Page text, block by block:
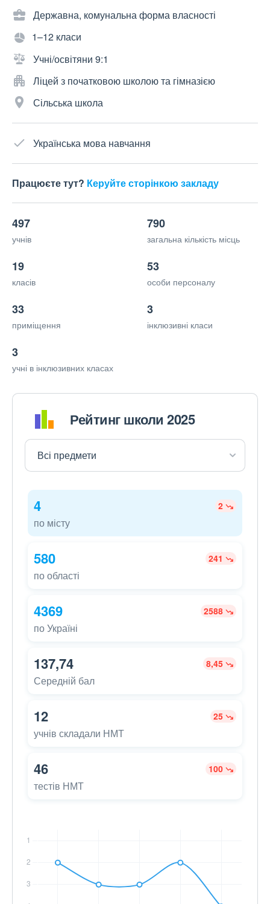
Державна, комунальна форма власності
1–12 класи
Учні/освітяни 9:1
Ліцей з початковою школою та гімназією
Сільська школа
Українська мова навчання
Працюєте тут? Керуйте сторінкою закладу
497
учнів
790
загальна кількість місць
19
класів
53
особи персоналу
33
приміщення
3
інклюзивні класи
3
учні в інклюзивних класах
Рейтинг школи 2025
4 2
по місту
580 241
по області
4369 2588
по Україні
137,74 8,45
Середній бал
12 25
учнів складали НМТ
46 100
тестів НМТ